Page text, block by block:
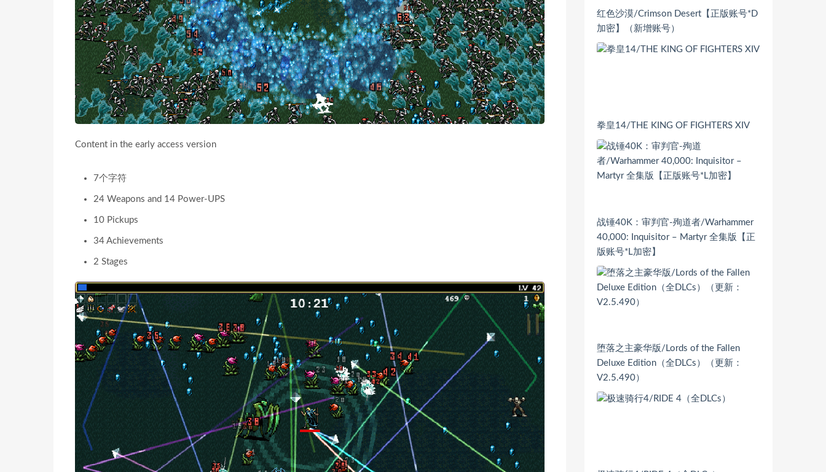
Content in the early access version
7个字符
24 Weapons and 14 Power-UPS
10 Pickups
34 Achievements
2 Stages
红色沙漠/Crimson Desert【正版账号*D
加密】（新增账号）
拳皇14/THE KING OF FIGHTERS XIV
战锤40K：审判官-殉道者/Warhammer
40,000: Inquisitor – Martyr 全集版【正
版账号*L加密】
堕落之主豪华版/Lords of the Fallen
Deluxe Edition（全DLCs）（更新：
V2.5.490）